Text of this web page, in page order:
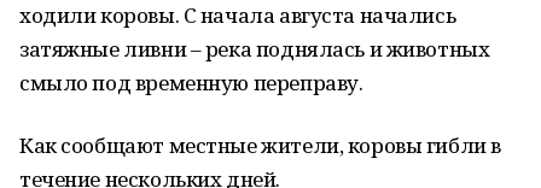
ходили коровы. С начала августа начались
затяжные ливни – река поднялась и животных
смыло под временную переправу.
Как сообщают местные жители, коровы гибли в
течение нескольких дней.